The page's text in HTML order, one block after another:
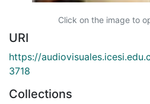
Click on the image to
URI
https://
3718
Collections